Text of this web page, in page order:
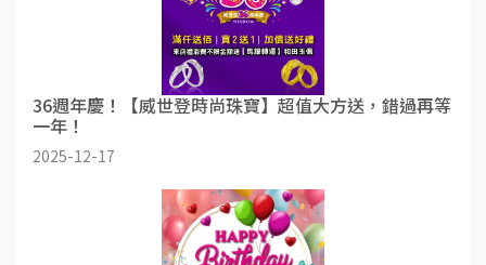
36週年慶！【威世登時尚珠寶】超值大方送，錯過再等
一年！
2025-12-17